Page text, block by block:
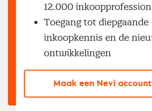
12.000
Toegang tot diepgaande
inkoopkennis en de
ontwikkelingen
Maak een Nevi